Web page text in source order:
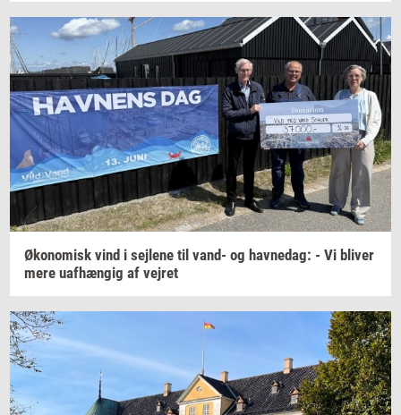
Øko­no­misk vind i sej­le­ne til vand- og hav­nedag: - Vi bli­ver
mere uaf­hæn­gig af vej­ret